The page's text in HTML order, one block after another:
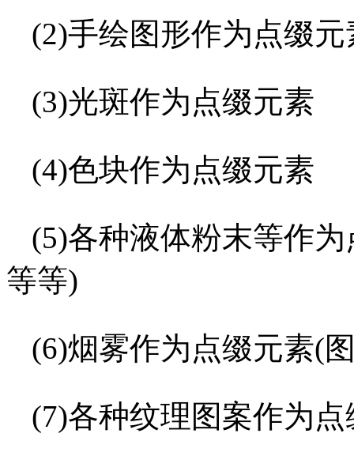
(2)手绘图形作为点缀元
(3)光斑作为点缀元素
(4)色块作为点缀元素
(5)各种液体粉末等作
等等)
(6)烟雾作为点缀元素(
(7)各种纹理图案作为